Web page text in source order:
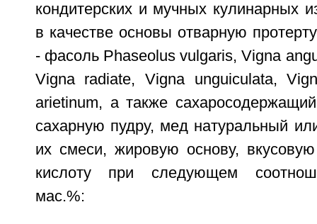
кондитерских и мучных кулинарных
в качестве основы отварную
- фасоль Phaseolus vulgaris, Vigna
Vigna radiate, Vigna unguiculata,
arietinum, a также
сахарную пудру, мед натуральный
их смеси, жировую основу,
кислоту при следующем
мас.%: